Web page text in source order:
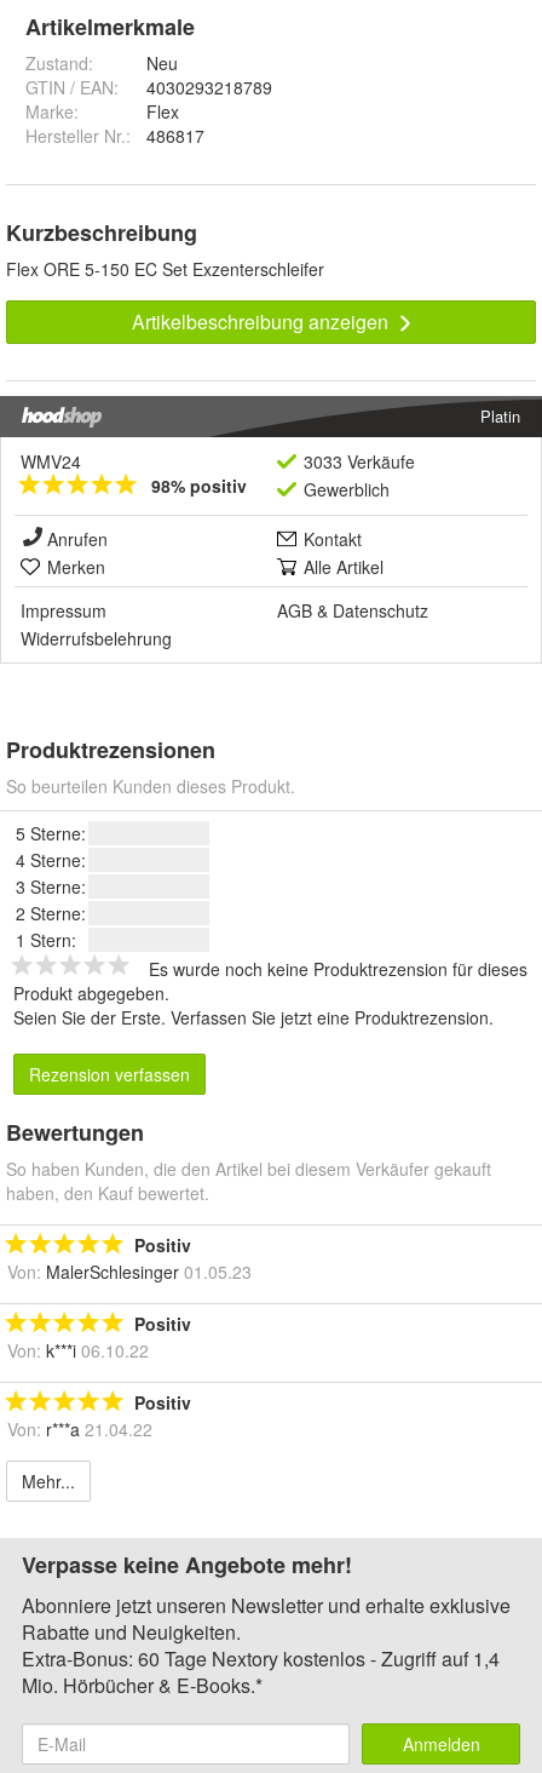
Artikelmerkmale
Zustand:
Neu
GTIN / EAN:
4030293218789
Marke:
Flex
Hersteller Nr.:
486817
Kurzbeschreibung
Flex ORE 5-150 EC Set Exzenterschleifer
Artikelbeschreibung anzeigen
Platin
WMV24
98% positiv
3033 Verkäufe
Gewerblich
Anrufen
Kontakt
Merken
Alle Artikel
Impressum
AGB & Datenschutz
Widerrufsbelehrung
Produktrezensionen
So beurteilen Kunden dieses Produkt.
5 Sterne:
4 Sterne:
3 Sterne:
2 Sterne:
1 Stern:
Es wurde noch keine Produktrezension für dieses
Produkt abgegeben.
Seien Sie der Erste. Verfassen Sie jetzt eine Produktrezension.
Rezension verfassen
Bewertungen
So haben Kunden, die den Artikel bei diesem Verkäufer gekauft
haben, den Kauf bewertet.
Positiv
Von: MalerSchlesinger 01.05.23
Positiv
Von: k***i 06.10.22
Positiv
Von: r***a 21.04.22
Mehr...
Verpasse keine Angebote mehr!
Abonniere jetzt unseren Newsletter und erhalte exklusive
Rabatte und Neuigkeiten.
Extra-Bonus: 60 Tage Nextory kostenlos - Zugriff auf 1,4
Mio. Hörbücher & E-Books.*
Anmelden